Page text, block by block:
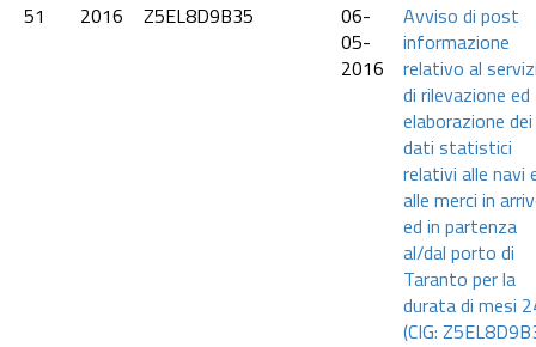
51
2016 Z5EL8D9B35
06-
05-
2016
Avviso di post
informazione
relativo al
di rilevazione ed
elaborazione dei
dati statistici
relativi alle navi
alle merci in
ed in partenza
al/dal porto di
Taranto per la
durata di mesi
(CIG: